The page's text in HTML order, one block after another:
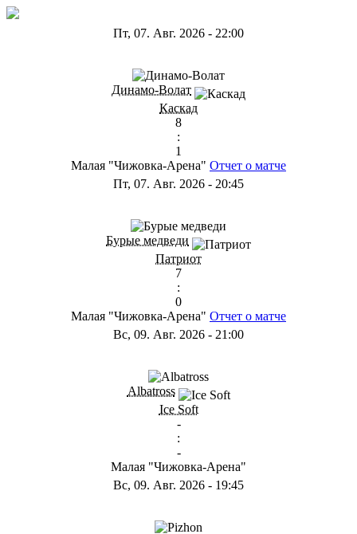
Пт, 07. Авг. 2026 - 22:00
Динамо-Волат
Каскад
8
:
1
Малая "Чижовка-Арена" Отчет о матче
Пт, 07. Авг. 2026 - 20:45
Бурые медведи
Патриот
7
:
0
Малая "Чижовка-Арена" Отчет о матче
Вс, 09. Авг. 2026 - 21:00
Albatross
Ice Soft
-
:
-
Малая "Чижовка-Арена"
Вс, 09. Авг. 2026 - 19:45